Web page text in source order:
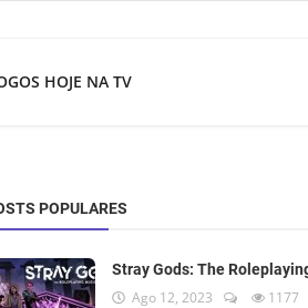
HOJE NA TV
POPULARES
Stray Gods: The
Ago 12, 2023 1177